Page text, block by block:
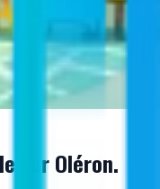
sur Oléron.